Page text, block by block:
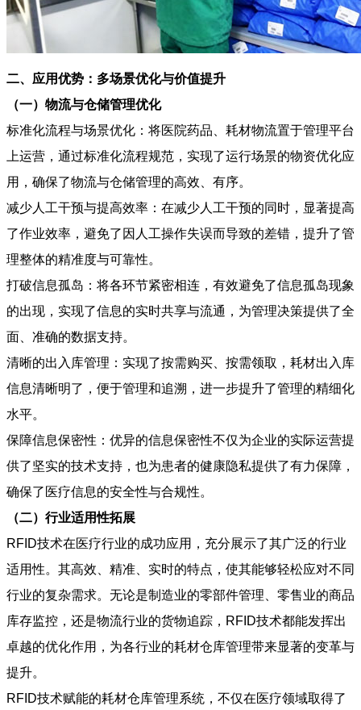
二、应用优势：多场景优化与价值提升
（一）物流与仓储管理优化
标准化流程与场景优化：将医院药品、耗材物流置于管理平台
上运营，通过标准化流程规范，实现了运行场景的物资优化应
用，确保了物流与仓储管理的高效、有序。
减少人工干预与提高效率：在减少人工干预的同时，显著提高
了作业效率，避免了因人工操作失误而导致的差错，提升了管
理整体的精准度与可靠性。
打破信息孤岛：将各环节紧密相连，有效避免了信息孤岛现象
的出现，实现了信息的实时共享与流通，为管理决策提供了全
面、准确的数据支持。
清晰的出入库管理：实现了按需购买、按需领取，耗材出入库
信息清晰明了，便于管理和追溯，进一步提升了管理的精细化
水平。
保障信息保密性：优异的信息保密性不仅为企业的实际运营提
供了坚实的技术支持，也为患者的健康隐私提供了有力保障，
确保了医疗信息的安全性与合规性。
（二）行业适用性拓展
RFID技术在医疗行业的成功应用，充分展示了其广泛的行业
适用性。其高效、精准、实时的特点，使其能够轻松应对不同
行业的复杂需求。无论是制造业的零部件管理、零售业的商品
库存监控，还是物流行业的货物追踪，RFID技术都能发挥出
卓越的优化作用，为各行业的耗材仓库管理带来显著的变革与
提升。
RFID技术赋能的耗材仓库管理系统，不仅在医疗领域取得了